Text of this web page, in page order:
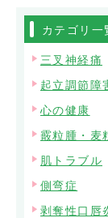
カテゴリ一
三叉神経痛
起立調節障
心の健康
霰粒腫・麦
肌トラブル
側弯症
剥奪性口唇